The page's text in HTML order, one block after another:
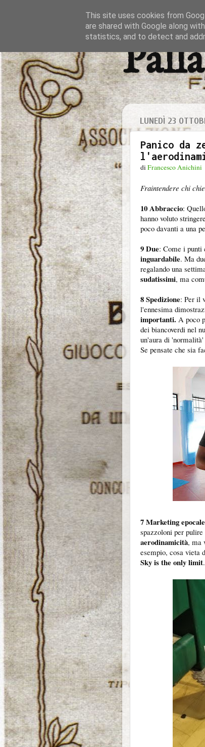
LUNEDÌ 23
Panico da
diFrancesco Anichini
Fraintendere chi
10 Abbraccio:
hanno voluto stringere
poco davanti a una
9 Due: Come i punti
inguardabile. Ma
regalando una
sudatissimi, ma
8 Spedizione: Per il
l'ennesima
importanti. A poco
dei biancoverdi nel
un'aura di
Se pensate che sia
7 Marketing epocale
spazzoloni per
aerodinamicità, ma
esempio, cosa vieta
Sky is the only limit.
This site uses cookies from
are shared with Google along
statistics, and to detect and